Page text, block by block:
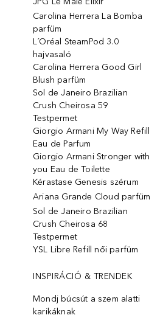
Carolina Herrera La Bomba
parfüm
L´Oréal SteamPod 3.0
hajvasaló
Carolina Herrera Good Girl
Blush parfüm
Sol de Janeiro Brazilian
Crush Cheirosa 59
Testpermet
Giorgio Armani My Way Refill
Eau de Parfum
Giorgio Armani Stronger with
you Eau de Toilette
Kérastase Genesis szérum
Ariana Grande Cloud parfüm
Sol de Janeiro Brazilian
Crush Cheirosa 68
Testpermet
YSL Libre Refill női parfüm
INSPIRÁCIÓ & TRENDEK
Mondj búcsút a szem alatti
karikáknak